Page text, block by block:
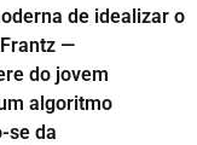
de idealizar o
—
do jovem
algoritmo
se da